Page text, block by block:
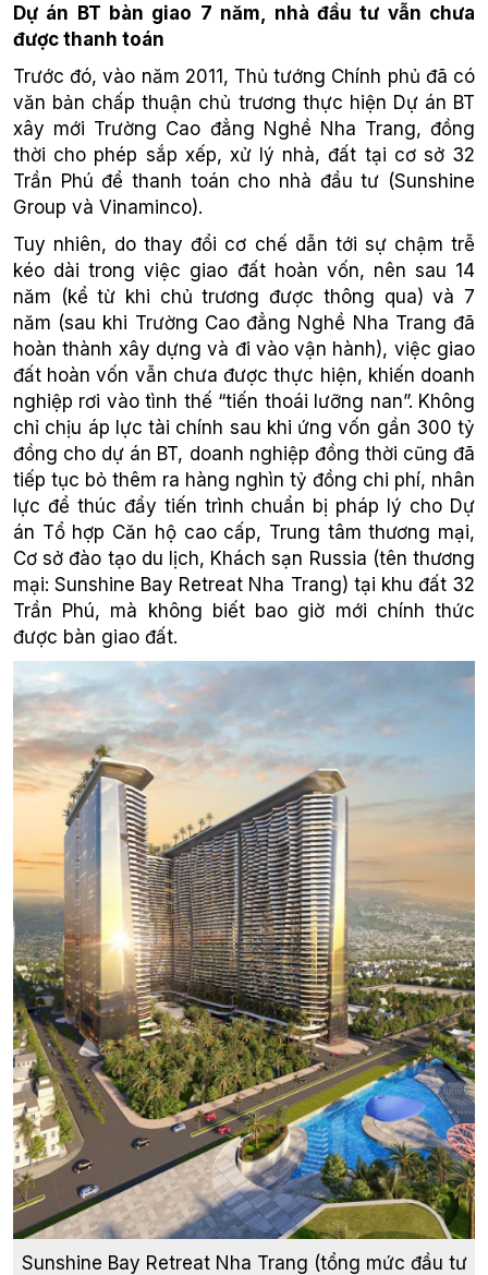
Dự án BT bàn giao 7 năm, nhà đầu tư vẫn chưa
được thanh toán
Trước đó, vào năm 2011, Thủ tướng Chính phủ đã có
văn bản chấp thuận chủ trương thực hiện Dự án BT
xây mới Trường Cao đẳng Nghề Nha Trang, đồng
thời cho phép sắp xếp, xử lý nhà, đất tại cơ sở 32
Trần Phú để thanh toán cho nhà đầu tư (Sunshine
Group và Vinaminco).
Tuy nhiên, do thay đổi cơ chế dẫn tới sự chậm trễ
kéo dài trong việc giao đất hoàn vốn, nên sau 14
năm (kể từ khi chủ trương được thông qua) và 7
năm (sau khi Trường Cao đẳng Nghề Nha Trang đã
hoàn thành xây dựng và đi vào vận hành), việc giao
đất hoàn vốn vẫn chưa được thực hiện, khiến doanh
nghiệp rơi vào tình thế “tiến thoái lưỡng nan”. Không
chỉ chịu áp lực tài chính sau khi ứng vốn gần 300 tỷ
đồng cho dự án BT, doanh nghiệp đồng thời cũng đã
tiếp tục bỏ thêm ra hàng nghìn tỷ đồng chi phí, nhân
lực để thúc đẩy tiến trình chuẩn bị pháp lý cho Dự
án Tổ hợp Căn hộ cao cấp, Trung tâm thương mại,
Cơ sở đào tạo du lịch, Khách sạn Russia (tên thương
mại: Sunshine Bay Retreat Nha Trang) tại khu đất 32
Trần Phú, mà không biết bao giờ mới chính thức
được bàn giao đất.
Sunshine Bay Retreat Nha Trang (tổng mức đầu tư